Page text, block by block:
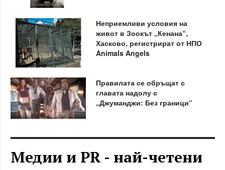
Неприемливи условия на
живот в Зоокът „Кенана“,
Хасково, регистрират от НПО
Animals Angels
Правилата се обръщат с
главата надолу с
„Джуманджи: Без граници“
Медии и PR - най-четени